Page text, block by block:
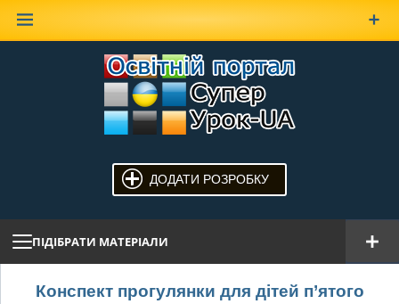
ДОДАТИ РОЗРОБКУ
ПІДІБРАТИ МАТЕРІАЛИ
Конспект прогулянки для дітей п’ятого